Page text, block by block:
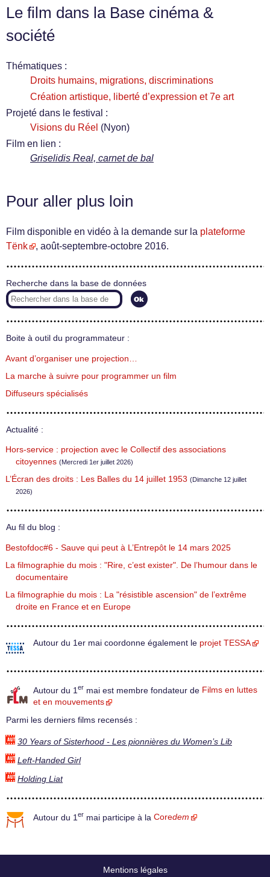
Le film dans la Base cinéma &
société
Thématiques :
Droits humains, migrations, discriminations
Création artistique, liberté d’expression et 7e art
Projeté dans le festival :
Visions du Réel (Nyon)
Film en lien :
Griselidis Real, carnet de bal
Pour aller plus loin
Film disponible en vidéo à la demande sur la plateforme
Tënk
, août-septembre-octobre 2016.
Recherche dans la base de données
Boite à outil du programmateur :
Avant d’organiser une projection…
La marche à suivre pour programmer un film
Diffuseurs spécialisés
Actualité :
Hors-service : projection avec le Collectif des associations
citoyennes (Mercredi 1er juillet 2026)
L’Écran des droits : Les Balles du 14 juillet 1953 (Dimanche 12 juillet
2026)
Au fil du blog :
Bestofdoc#6 - Sauve qui peut à L’Entrepôt le 14 mars 2025
La filmographie du mois : "Rire, c’est exister". De l’humour dans le
documentaire
La filmographie du mois : La "résistible ascension" de l’extrême
droite en France et en Europe
Autour du 1er mai coordonne également le projet TESSA
Autour du 1 er mai est membre fondateur de Films en luttes
et en mouvements
Parmi les derniers films recensés :
30 Years of Sisterhood - Les pionnières du Women’s Lib
Left-Handed Girl
Holding Liat
Autour du 1 er mai participe à la Coredem
Mentions légales